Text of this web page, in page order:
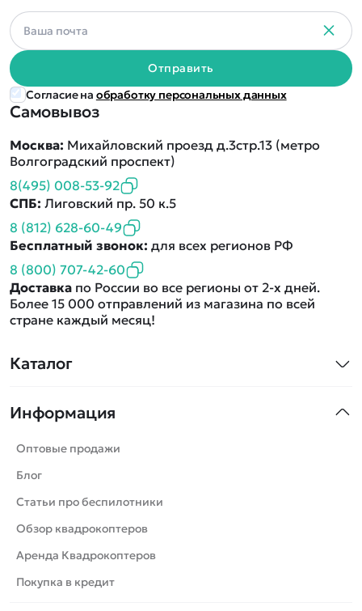
Каталог
Машинки
Танки
Вертолеты
Катера
Роботы
Самолеты
Сборные модели
Информация
Оптовые продажи
Блог
Статьи про беспилотники
Обзор квадрокоптеров
Аренда Квадрокоптеров
Покупка в кредит
Самовывоз
Москва: Михайловский проезд д.3стр.13 (метро
Волгоградский проспект)
8(495) 008-53-92
СПБ: Лиговский пр. 50 к.5
8 (812) 628-60-49
Бесплатный звонок: для всех регионов РФ
8 (800) 707-42-60
Доставка по России во все регионы от 2-х дней.
Более 15 000 отправлений из магазина по всей
стране каждый месяц!
Отправить
Согласие на обработку персональных данных